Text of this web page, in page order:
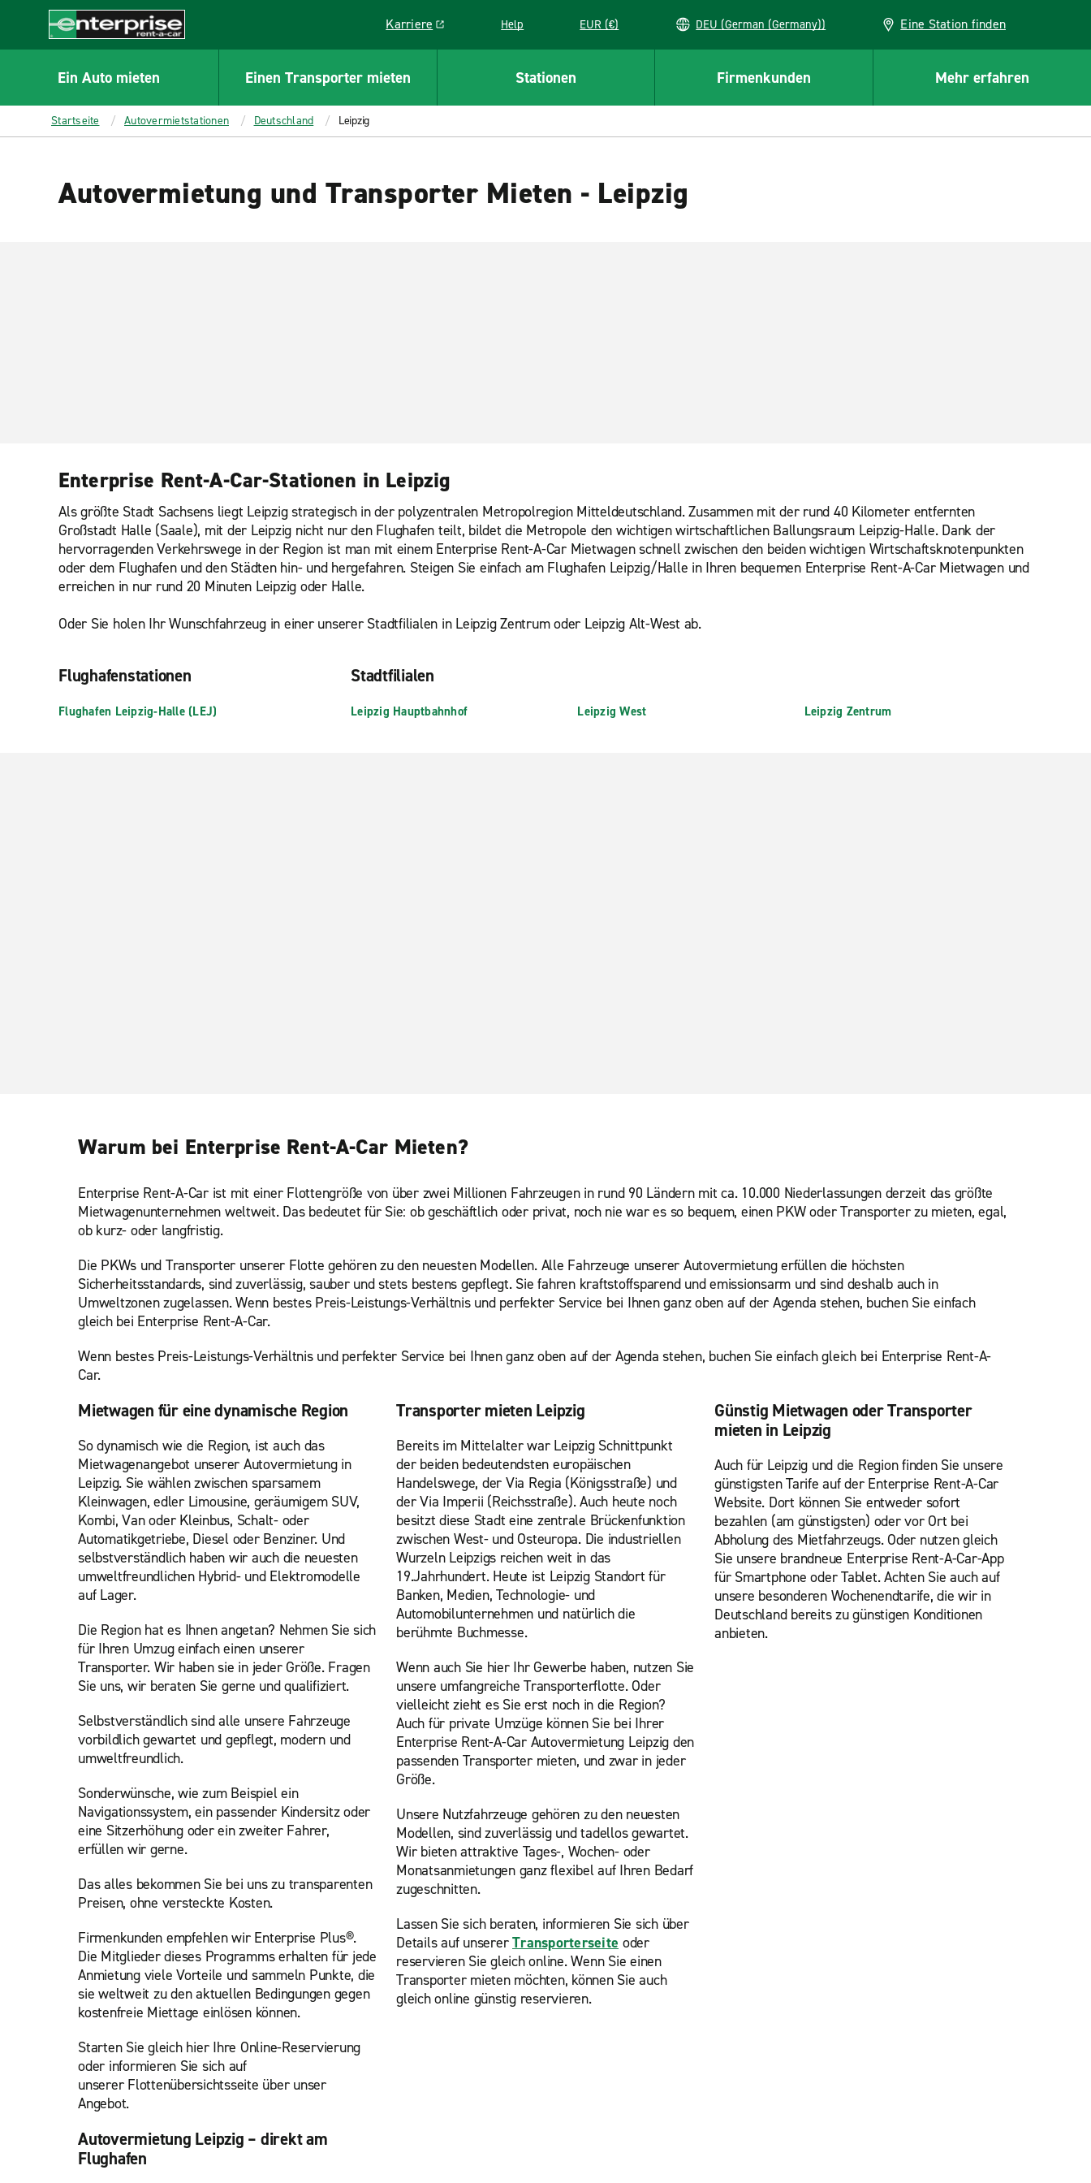
CONTENT
Enterprise
Karriere
Link opens in a new window
Help EUR (€) DEU (German (Germany)) Eine Station finden
Ein Auto mieten Einen Transporter mieten Stationen Firmenkunden Mehr erfahren
Startseite Autovermietstationen Deutschland Leipzig
Autovermietung und Transporter Mieten - Leipzig
Enterprise Rent-A-Car-Stationen in Leipzig
Als größte Stadt Sachsens liegt Leipzig strategisch in der polyzentralen Metropolregion Mitteldeutschland. Zusammen mit der rund 40 Kilometer entfernten
Großstadt Halle (Saale), mit der Leipzig nicht nur den Flughafen teilt, bildet die Metropole den wichtigen wirtschaftlichen Ballungsraum Leipzig-Halle. Dank der
hervorragenden Verkehrswege in der Region ist man mit einem Enterprise Rent-A-Car Mietwagen schnell zwischen den beiden wichtigen Wirtschaftsknotenpunkten
oder dem Flughafen und den Städten hin- und hergefahren. Steigen Sie einfach am Flughafen Leipzig/Halle in Ihren bequemen Enterprise Rent-A-Car Mietwagen und
erreichen in nur rund 20 Minuten Leipzig oder Halle.
Oder Sie holen Ihr Wunschfahrzeug in einer unserer Stadtfilialen in Leipzig Zentrum oder Leipzig Alt-West ab.
Flughafenstationen
Flughafen Leipzig-Halle (LEJ)
Stadtfilialen
Leipzig Hauptbahnhof Leipzig West Leipzig Zentrum
Warum bei Enterprise Rent-A-Car Mieten?
Enterprise Rent-A-Car ist mit einer Flottengröße von über zwei Millionen Fahrzeugen in rund 90 Ländern mit ca. 10.000 Niederlassungen derzeit das größte
Mietwagenunternehmen weltweit. Das bedeutet für Sie: ob geschäftlich oder privat, noch nie war es so bequem, einen PKW oder Transporter zu mieten, egal,
ob kurz- oder langfristig.
Die PKWs und Transporter unserer Flotte gehören zu den neuesten Modellen. Alle Fahrzeuge unserer Autovermietung erfüllen die höchsten
Sicherheitsstandards, sind zuverlässig, sauber und stets bestens gepflegt. Sie fahren kraftstoffsparend und emissionsarm und sind deshalb auch in
Umweltzonen zugelassen. Wenn bestes Preis-Leistungs-Verhältnis und perfekter Service bei Ihnen ganz oben auf der Agenda stehen, buchen Sie einfach
gleich bei Enterprise Rent-A-Car.
Wenn bestes Preis-Leistungs-Verhältnis und perfekter Service bei Ihnen ganz oben auf der Agenda stehen, buchen Sie einfach gleich bei Enterprise Rent-A-
Car.
Mietwagen für eine dynamische Region
So dynamisch wie die Region, ist auch das
Mietwagenangebot unserer Autovermietung in
Leipzig. Sie wählen zwischen sparsamem
Kleinwagen, edler Limousine, geräumigem SUV,
Kombi, Van oder Kleinbus, Schalt- oder
Automatikgetriebe, Diesel oder Benziner. Und
selbstverständlich haben wir auch die neuesten
umweltfreundlichen Hybrid- und Elektromodelle
auf Lager.
Die Region hat es Ihnen angetan? Nehmen Sie sich
für Ihren Umzug einfach einen unserer
Transporter. Wir haben sie in jeder Größe. Fragen
Sie uns, wir beraten Sie gerne und qualifiziert.
Selbstverständlich sind alle unsere Fahrzeuge
vorbildlich gewartet und gepflegt, modern und
umweltfreundlich.
Sonderwünsche, wie zum Beispiel ein
Navigationssystem, ein passender Kindersitz oder
eine Sitzerhöhung oder ein zweiter Fahrer,
erfüllen wir gerne.
Das alles bekommen Sie bei uns zu transparenten
Preisen, ohne versteckte Kosten.
Firmenkunden empfehlen wir Enterprise Plus®.
Die Mitglieder dieses Programms erhalten für jede
Anmietung viele Vorteile und sammeln Punkte, die
sie weltweit zu den aktuellen Bedingungen gegen
kostenfreie Miettage einlösen können.
Starten Sie gleich hier Ihre Online-Reservierung
oder informieren Sie sich auf
unserer Flottenübersichtsseite über unser
Angebot.
Transporter mieten Leipzig
Bereits im Mittelalter war Leipzig Schnittpunkt
der beiden bedeutendsten europäischen
Handelswege, der Via Regia (Königsstraße) und
der Via Imperii (Reichsstraße). Auch heute noch
besitzt diese Stadt eine zentrale Brückenfunktion
zwischen West- und Osteuropa. Die industriellen
Wurzeln Leipzigs reichen weit in das
19.Jahrhundert. Heute ist Leipzig Standort für
Banken, Medien, Technologie- und
Automobilunternehmen und natürlich die
berühmte Buchmesse.
Wenn auch Sie hier Ihr Gewerbe haben, nutzen Sie
unsere umfangreiche Transporterflotte. Oder
vielleicht zieht es Sie erst noch in die Region?
Auch für private Umzüge können Sie bei Ihrer
Enterprise Rent-A-Car Autovermietung Leipzig den
passenden Transporter mieten, und zwar in jeder
Größe.
Unsere Nutzfahrzeuge gehören zu den neuesten
Modellen, sind zuverlässig und tadellos gewartet.
Wir bieten attraktive Tages-, Wochen- oder
Monatsanmietungen ganz flexibel auf Ihren Bedarf
zugeschnitten.
Lassen Sie sich beraten, informieren Sie sich über
Details auf unsererTransporterseite oder
reservieren Sie gleich online. Wenn Sie einen
Transporter mieten möchten, können Sie auch
gleich online günstig reservieren.
Günstig Mietwagen oder Transporter
mieten in Leipzig
Auch für Leipzig und die Region finden Sie unsere
günstigsten Tarife auf der Enterprise Rent-A-Car
Website. Dort können Sie entweder sofort
bezahlen (am günstigsten) oder vor Ort bei
Abholung des Mietfahrzeugs. Oder nutzen gleich
Sie unsere brandneue Enterprise Rent-A-Car-App
für Smartphone oder Tablet. Achten Sie auch auf
unsere besonderen Wochenendtarife, die wir in
Deutschland bereits zu günstigen Konditionen
anbieten.
Autovermietung Leipzig – direkt am
Flughafen